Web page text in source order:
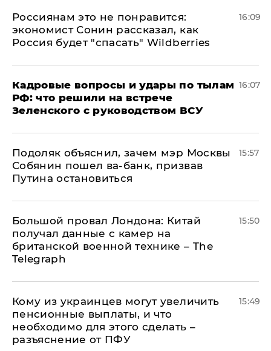
Россиянам это не понравится:
экономист Сонин рассказал, как
Россия будет "спасать" Wildberries
16:09
Кадровые вопросы и удары по тылам
РФ: что решили на встрече
Зеленского с руководством ВСУ
16:07
Подоляк объяснил, зачем мэр Москвы
Собянин пошел ва-банк, призвав
Путина остановиться
15:57
Большой провал Лондона: Китай
получал данные с камер на
британской военной технике – The
Telegraph
15:50
Кому из украинцев могут увеличить
пенсионные выплаты, и что
необходимо для этого сделать –
разъяснение от ПФУ
15:49